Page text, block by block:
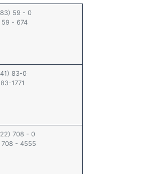
59 - 0
59 - 674
83-0
1771
708 - 0
708 - 4555